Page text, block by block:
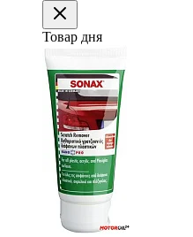
Товар дня